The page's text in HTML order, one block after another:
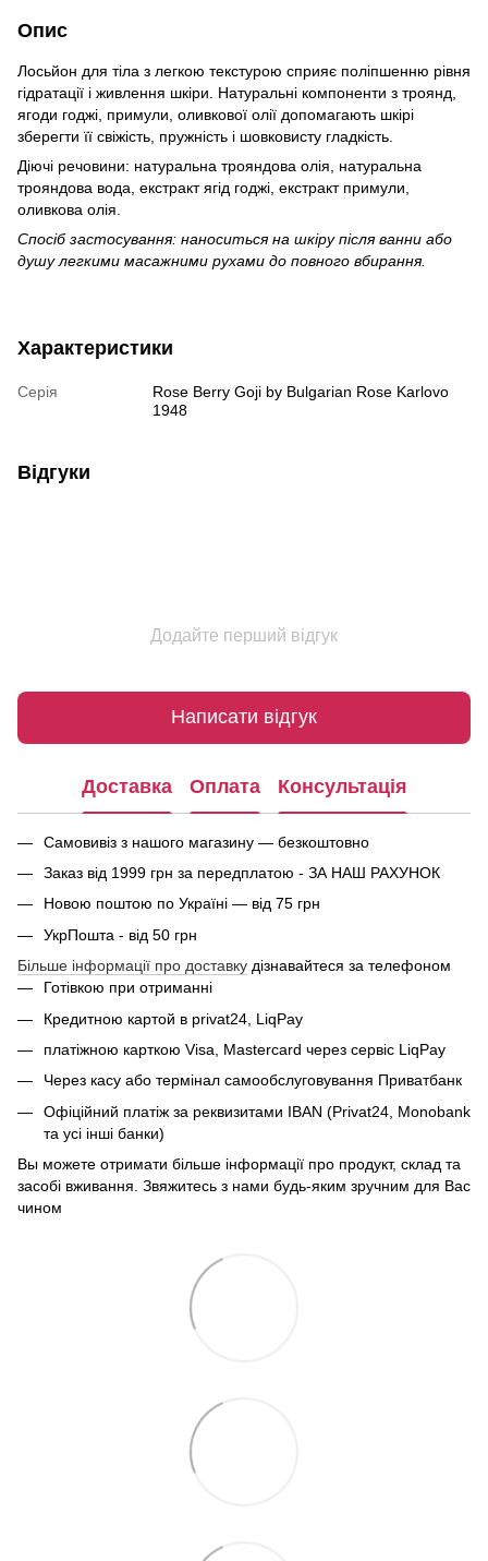
Опис
Лосьйон для тіла з легкою текстурою сприяє поліпшенню рівня
гідратації і живлення шкіри. Натуральні компоненти з троянд,
ягоди годжі, примули, оливкової олії допомагають шкірі
зберегти її свіжість, пружність і шовковисту гладкість.
Діючі речовини: натуральна трояндова олія, натуральна
трояндова вода, екстракт ягід годжі, екстракт примули,
оливкова олія.
Спосіб застосування: наноситься на шкіру після ванни або
душу легкими масажними рухами до повного вбирання.
Характеристики
Серія
Rose Berry Goji by Bulgarian Rose Karlovo
1948
Відгуки
Додайте перший відгук
Написати відгук
Доставка Оплата Консультація
Самовивіз з нашого магазину — безкоштовно
Заказ від 1999 грн за передплатою - ЗА НАШ РАХУНОК
Новою поштою по Україні — від 75 грн
УкрПошта - від 50 грн
Більше інформації про доставку дізнавайтеся за телефоном
Готівкою при отриманні
Кредитною картой в privat24, LiqPay
платіжною карткою Visa, Mastercard через сервіс LiqPay
Через касу або термінал самообслуговування Приватбанк
Офіційний платіж за реквизитами IBAN (Privat24, Monobank
та усі інші банки)
Вы можете отримати більше інформації про продукт, склад та
засобі вживання. Звяжитесь з нами будь-яким зручним для Вас
чином